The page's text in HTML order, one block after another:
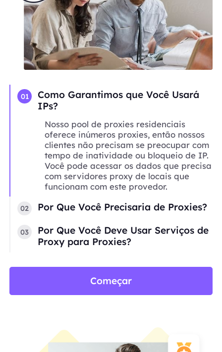
01
Como Garantimos que Você Usará
IPs?
Nosso pool de proxies residenciais
oferece inúmeros proxies, então nossos
clientes não precisam se preocupar com
tempo de inatividade ou bloqueio de IP.
Você pode acessar os dados que precisa
com servidores proxy de locais que
funcionam com este provedor.
02 Por Que Você Precisaria de Proxies?
03
Por Que Você Deve Usar Serviços de
Proxy para Proxies?
Começar